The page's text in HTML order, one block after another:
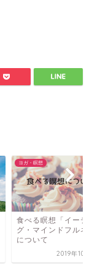
ヨガ・瞑想
食べる瞑想「イーテ
グ・マインドフルネ
について
2019年10